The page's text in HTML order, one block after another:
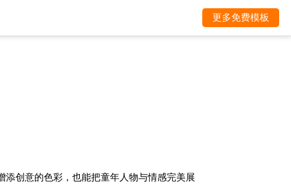
更多免费模板
创意的色彩，也能把童年人物与情感完美展